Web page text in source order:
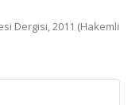
Dergisi, 2011 (Hakemli